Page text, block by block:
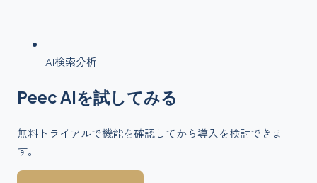
AI検索分析
Peec AIを試してみる
無料トライアルで機能を確認してから導入を検討できま
す。